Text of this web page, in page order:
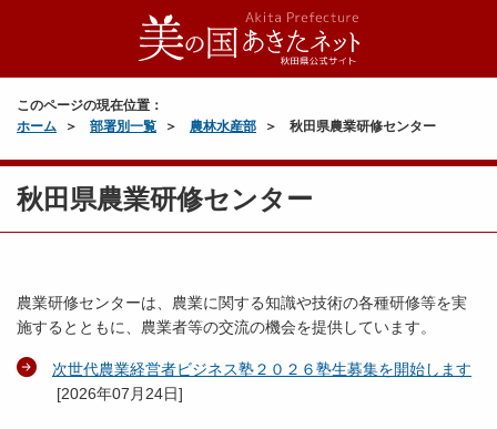
このページの現在位置：
ホーム
部署別一覧 農林水産部 秋田県農業研修センター
秋田県農業研修センター
農業研修センターは、農業に関する知識や技術の各種研修等を実
施するとともに、農業者等の交流の機会を提供しています。
次世代農業経営者ビジネス塾２０２６塾生募集を開始します
[2026年07月24日]